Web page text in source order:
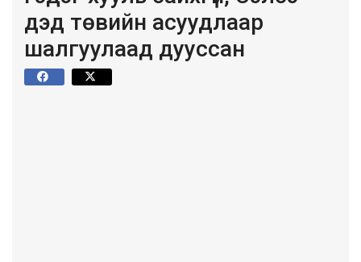
дэд төвийн асуудлаар
шалгуулаад дууссан